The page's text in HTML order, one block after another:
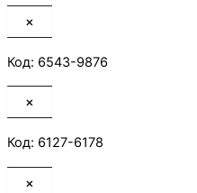
×
Код: 6543-9876
×
Код: 6127-6178
×